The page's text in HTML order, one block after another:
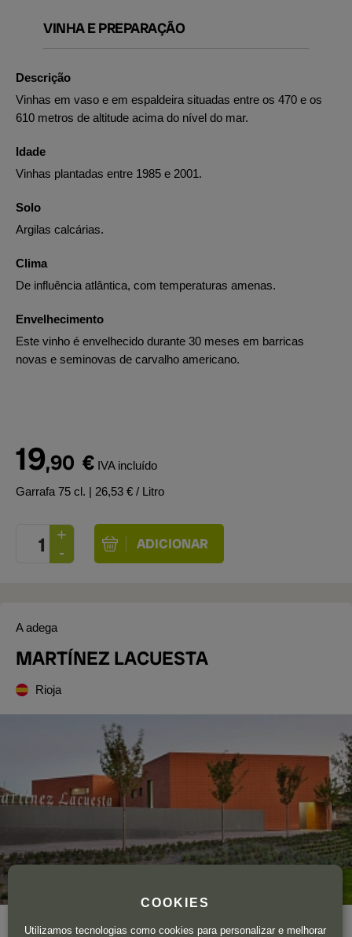
VINHA E PREPARAÇÃO
Descrição
Vinhas em vaso e em espaldeira situadas entre os 470 e os
610 metros de altitude acima do nível do mar.
Idade
Vinhas plantadas entre 1985 e 2001.
Solo
Argilas calcárias.
Clima
De influência atlântica, com temperaturas amenas.
Envelhecimento
Este vinho é envelhecido durante 30 meses em barricas
novas e seminovas de carvalho americano.
19,90 € IVA incluído
Garrafa 75 cl. | 26,53 € / Litro
A adega
MARTÍNEZ LACUESTA
Rioja
Ano de fundação 1895
COOKIES
Utilizamos tecnologias como cookies para personalizar e melhorar